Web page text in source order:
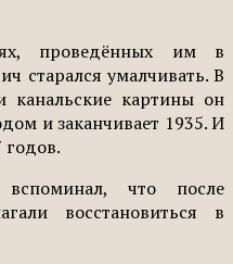
проведённых им в
старался умалчивать. В
канальские картины он
и заканчивает 1935. И
годов.
что после
восстановиться в